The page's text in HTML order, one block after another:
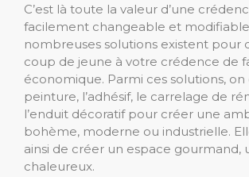
C’est là toute la valeur d’une
facilement changeable et
nombreuses solutions existent pour
coup de jeune à votre crédence de
économique. Parmi ces solutions,
peinture, l’adhésif, le carrelage de
l’enduit décoratif pour créer une
bohème, moderne ou industrielle.
ainsi de créer un espace gourmand,
chaleureux.